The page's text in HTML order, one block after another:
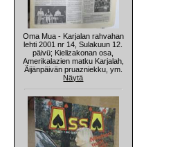
Oma Mua - Karjalan rahvahan
lehti 2001 nr 14, Sulakuun 12.
päivü; Kielizakonan osa,
Amerikalazien matku Karjalah,
Äijänpäivän pruazniekku, ym.
Näytä